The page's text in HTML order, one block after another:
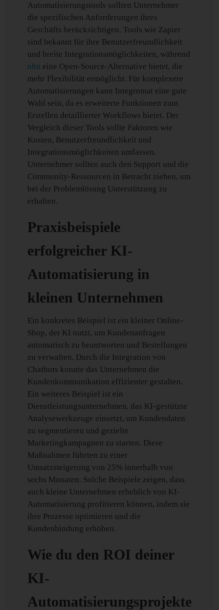
Automatisierungstools sollten Unternehmer
die spezifischen Anforderungen ihres
Geschäfts berücksichtigen. Tools wie Zapier
sind bekannt für ihre Benutzerfreundlichkeit
und breite Integrationsmöglichkeiten, während
n8n eine Open-Source-Alternative bietet, die
mehr Flexibilität ermöglicht. Für komplexere
Automatisierungen kann Integromat eine gute
Wahl sein, da es erweiterte Funktionen zum
Erstellen detaillierter Workflows bietet. Der
Vergleich dieser Tools sollte Faktoren wie
Kosten, Benutzerfreundlichkeit und
Integrationsmöglichkeiten umfassen.
Unternehmer sollten auch den Support und die
Community-Ressourcen in Betracht ziehen, um
bei der Problemlösung Unterstützung zu
erhalten.
Praxisbeispiele
erfolgreicher KI-
Automatisierung in
kleinen Unternehmen
Ein konkretes Beispiel ist ein kleiner Online-
Shop, der KI nutzt, um Kundenanfragen
automatisch zu beantworten und Bestellungen
zu verwalten. Durch die Integration von
Chatbots konnte das Unternehmen die
Kundenkommunikation effizienter gestalten.
Ein weiteres Beispiel ist ein
Dienstleistungsunternehmen, das KI-gestützte
Analysewerkzeuge einsetzt, um Kundendaten
zu segmentieren und gezielte
Marketingkampagnen zu starten. Diese
Maßnahmen führten zu einer
Umsatzsteigerung von 25% innerhalb von
sechs Monaten. Solche Beispiele zeigen, dass
auch kleine Unternehmen erheblich von KI-
Automatisierung profitieren können, indem sie
ihre Prozesse optimieren und die
Kundenbindung erhöhen.
Wie du den ROI deiner
KI-
Automatisierungsprojekte